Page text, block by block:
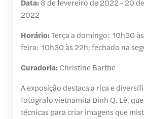
Data: 8 de fevereiro de 2022 - 20
2022
Horário:Terça a domingo: 10h30
feira: 10h30 às 22h; fechado na
Curadoria: Christine Barthe
A exposição destaca a rica e
fotógrafo vietnamita Dinh Q. Lê,
técnicas para criar imagens que